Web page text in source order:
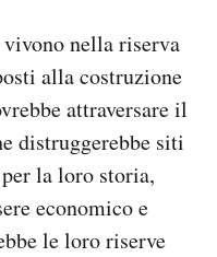
nella riserva
alla costruzione
attraversare il
distruggerebbe siti
la loro storia,
economico e
le loro riserve